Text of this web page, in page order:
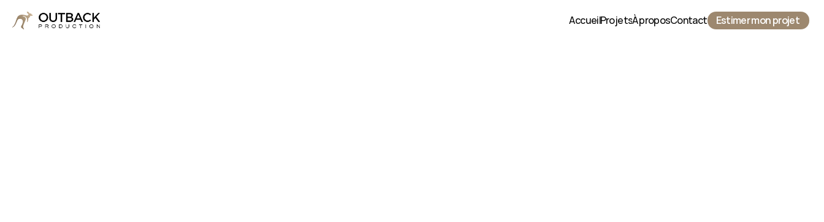
AccueilProjetsÀ proposContact Estimer mon projet